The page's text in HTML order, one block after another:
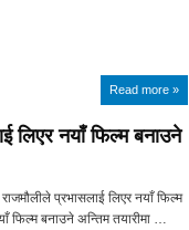
Read more »
लिएर नयाँ फिल्म बनाउने
प्रभासलाई लिएर नयाँ फिल्म
फिल्म बनाउने अन्तिम तयारीमा …